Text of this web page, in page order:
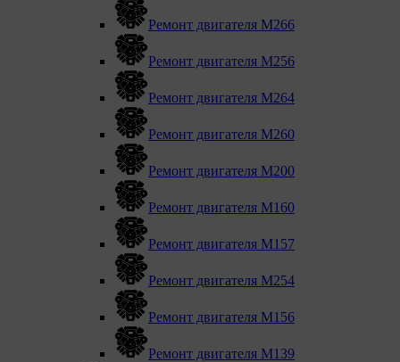
Ремонт двигателя М266
Ремонт двигателя М256
Ремонт двигателя М264
Ремонт двигателя М260
Ремонт двигателя M200
Ремонт двигателя М160
Ремонт двигателя М157
Ремонт двигателя М254
Ремонт двигателя М156
Ремонт двигателя M139